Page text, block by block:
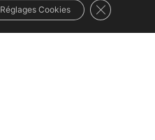
Réglages Cookies Fermer la